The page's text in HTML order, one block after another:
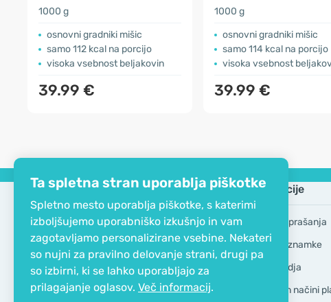
Ta spletna stran uporablja piškotke
Spletno mesto uporablja piškotke, s katerimi
izboljšujemo uporabniško izkušnjo in vam
zagotavljamo personalizirane vsebine. Nekateri
so nujni za pravilno delovanje strani, drugi pa
so izbirni, ki se lahko uporabljajo za
prilagajanje oglasov. Več informacij.
1000 g
osnovni gradniki mišic
samo 112 kcal na porcijo
visoka vsebnost beljakovin
39.99 €
1000 g
osnovni gradniki mišic
samo 114 kcal na porcijo
visoka vsebnost
39.99 €
Podjetje
EKO certifikat
Kontakt
O podjetju
Informacije
Pogosta vprašanja
Blagovne znamke
GDPR Orodja
Dostava in načini